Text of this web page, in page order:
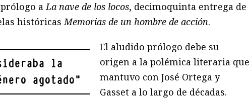
aLa nave de los locos, decimoquinta entrega de
históricasMemorias de un hombre de acción.
la
agotado"
El aludido prólogo debe su
origen a la polémica literaria que
mantuvo con José Ortega y
Gasset a lo largo de décadas.